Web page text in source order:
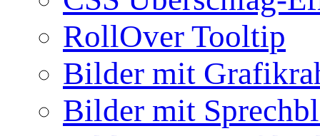
RollOver Tooltip
Bilder mit
Bilder mit